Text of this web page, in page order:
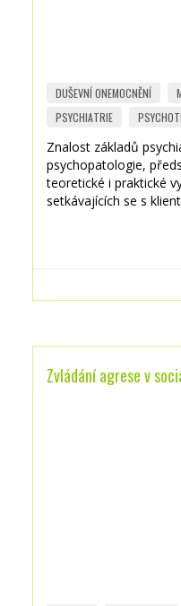
DUŠEVNÍ ONEMOCNĚNÍ
PSYCHIATRIE
Znalost základů
psychopatologie,
teoretické i praktické
setkávajících se s
Zvládání agrese v